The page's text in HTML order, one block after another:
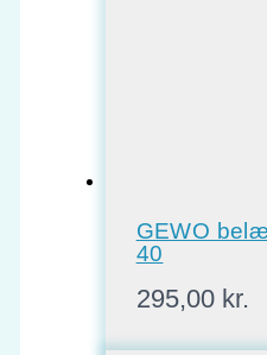
GEWO
40
295,00 kr.